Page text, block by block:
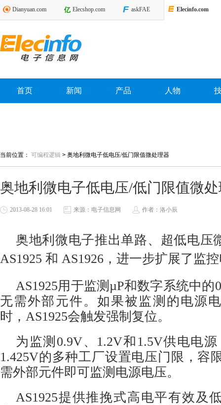
Dianyuan.com Elecshop.com askFAE Elecinfo.com
首页 新闻 产品 人物
当前位置： 可编程逻辑 > 奥地利微电子低电压/低门限值微处理器
奥地利微电子低电压/低门限值微
2013-08-28 16:01 来源：电子信息网 作者：洛小辰
奥地利微电子推出单路、超低电压
AS1925 和 AS1926，进一步扩展了监
AS1925用于监测µP和数字系统中的
无需外部元件。如果被监测的电源
时，AS1925会触发强制复位。
为监测0.9V、1.2V和1.5V供电电
1.425V的多种工厂设置电压门限，容
需外部元件即可监测电源电压。
AS1925提供推挽式高电平有效及